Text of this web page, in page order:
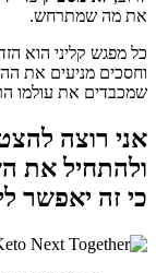
את מה שמתרחש.
כל מפגש קליני הוא
וחסכים מניעים את
שמכבדים את עולמו
אני רוצה
ולהתחיל את
כי זה יאפשר